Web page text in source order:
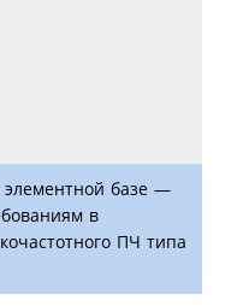
элементной базе —
в
ПЧ типа